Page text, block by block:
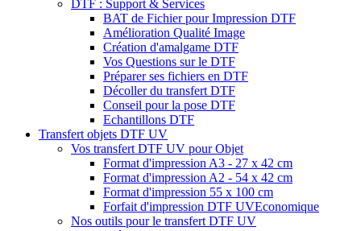
DTF : Support & Services
BAT de Fichier pour Impression DTF
Amélioration Qualité Image
Création d'amalgame DTF
Vos Questions sur le DTF
Préparer ses fichiers en DTF
Décoller du transfert DTF
Conseil pour la pose DTF
Echantillons DTF
Transfert objets DTF UV
Vos transfert DTF UV pour Objet
Format d'impression A3 - 27 x 42 cm
Format d'impression A2 - 54 x 42 cm
Format d'impression 55 x 100 cm
Forfait d'impression DTF UVEconomique
Nos outils pour le transfert DTF UV